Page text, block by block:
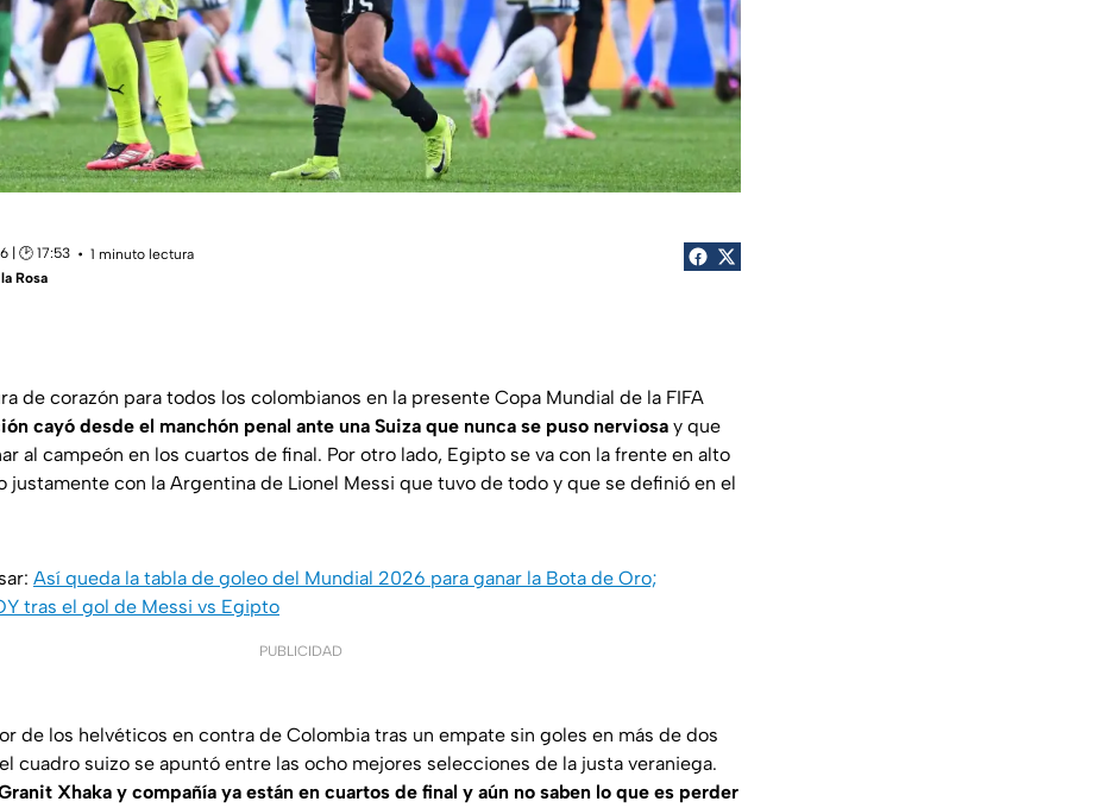
| 🕑 17:53
1 minuto lectura
Rosa
de corazón para todos los colombianos en la presente Copa Mundial de la FIFA
cayó desde el manchón penal ante una Suiza que nunca se puso nerviosa y que
al campeón en los cuartos de final. Por otro lado, Egipto se va con la frente en alto
justamente con la Argentina de Lionel Messi que tuvo de todo y que se definió en el
Así queda la tabla de goleo del Mundial 2026 para ganar la Bota de Oro;
tras el gol de Messi vs Egipto
PUBLICIDAD
de los helvéticos en contra de Colombia tras un empate sin goles en más de dos
cuadro suizo se apuntó entre las ocho mejores selecciones de la justa veraniega.
Xhaka y compañía ya están en cuartos de final y aún no saben lo que es perder